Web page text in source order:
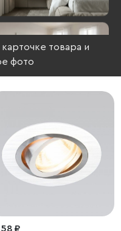
товара и
фото
₽